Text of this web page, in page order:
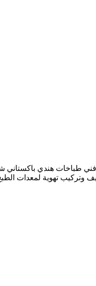
طباخات هندي
تهوية لمعدات